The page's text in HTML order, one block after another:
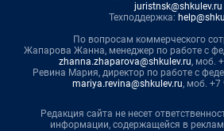
juristnsk@shkulev.ru
Техподдержка:
По вопросам коммерческого
Жапарова Жанна, менеджер по работе с
zhanna.zhaparova@shkulev.ru, моб.
Ревина Мария, директор по работе с
mariya.revina@shkulev.ru, моб. +7
Редакция сайта не несет
информации, содержащейся в